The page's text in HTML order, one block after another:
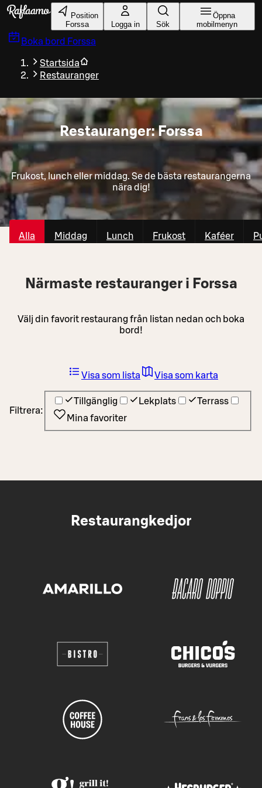
Gå till huvudinnehållet
Position
Forssa
Logga in Sök
Öppna
mobilmenyn
Boka bord Forssa
Startsida
Restauranger
Restauranger: Forssa
Frukost, lunch eller middag. Se de bästa restaurangerna
nära dig!
Alla Middag Lunch Frukost Kaféer
Närmaste restauranger i Forssa
Välj din favorit restaurang från listan nedan och boka
bord!
Filtrera:
Tillgänglig Lekplats
Terrass
Mina favoriter
Visa som lista Visa som karta
Restaurangkedjor